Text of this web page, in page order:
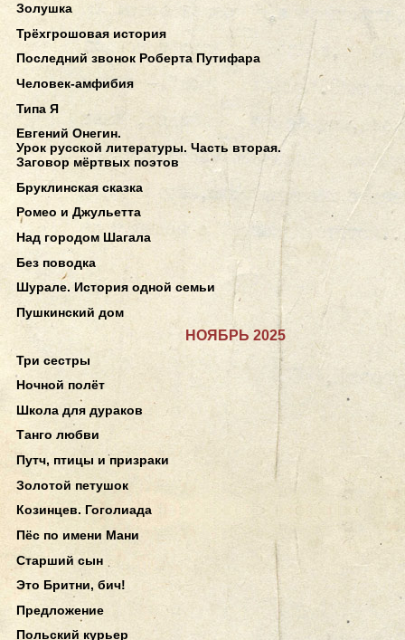
Золушка
Трёхгрошовая история
Последний звонок Роберта Путифара
Человек-амфибия
Типа Я
Евгений Онегин.
Урок русской литературы. Часть вторая.
Заговор мёртвых поэтов
Бруклинская сказка
Ромео и Джульетта
Над городом Шагала
Без поводка
Шурале. История одной семьи
Пушкинский дом
НОЯБРЬ 2025
Три сестры
Ночной полёт
Школа для дураков
Танго любви
Путч, птицы и призраки
Золотой петушок
Козинцев. Гоголиада
Пёс по имени Мани
Старший сын
Это Бритни, бич!
Предложение
Польский курьер